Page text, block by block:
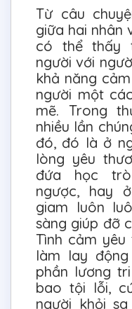
Từ câu
giữa hai nhân
có thể thấy
người với
khả năng
người một
mẽ. Trong
nhiều lần
đó, đó là ở
lòng yêu
đứa học
ngược, hay
giam luôn
sàng giúp đỡ
Tình cảm
làm lay
phần lương
bao tội lỗi,
người khỏi